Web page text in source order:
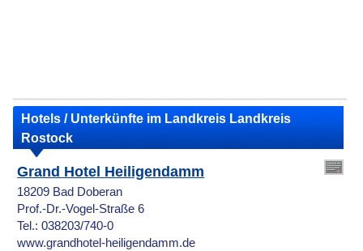
Hotels / Unterkünfte im Landkreis Landkreis
Rostock
Grand Hotel Heiligendamm
18209 Bad Doberan
Prof.-Dr.-Vogel-Straße 6
Tel.: 038203/740-0
www.grandhotel-heiligendamm.de